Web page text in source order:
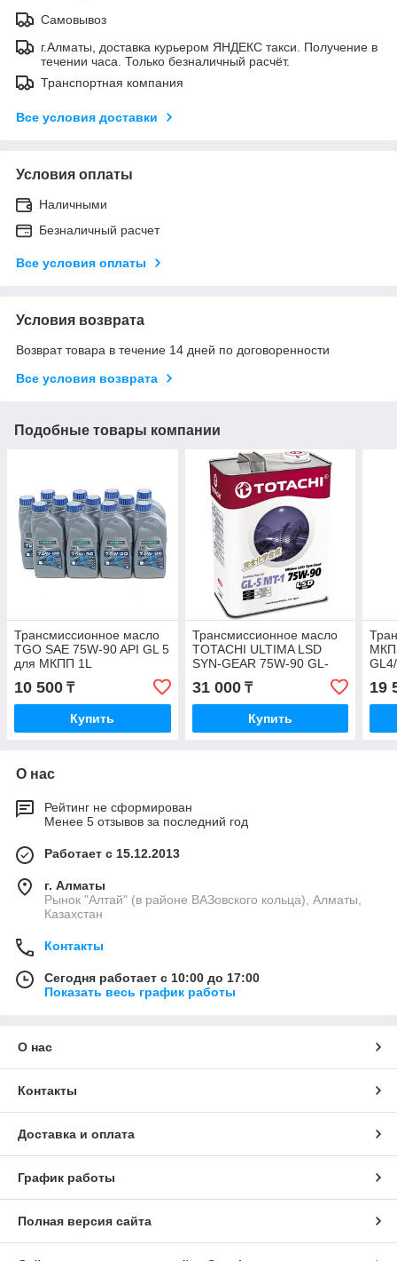
Самовывоз
г.Алматы, доставка курьером ЯНДЕКС такси. Получение в
течении часа. Только безналичный расчёт.
Транспортная компания
Все условия доставки
Условия оплаты
Наличными
Безналичный расчет
Все условия оплаты
Условия возврата
Возврат товара в течение 14 дней по договоренности
Все условия возврата
Подобные товары компании
Трансмиссионное масло
TGO SAE 75W-90 API GL 5
для МКПП 1L
10 500 ₸
Купить
Трансмиссионное масло
TOTACHI ULTIMA LSD
SYN-GEAR 75W-90 GL-
5/MT-1 4L
31 000₸
Купить
19
О нас
Рейтинг не сформирован
Менее 5 отзывов за последний год
Работает с 15.12.2013
г. Алматы
Рынок "Алтай" (в районе ВАЗовского кольца), Алматы,
Казахстан
Контакты
Сегодня работает с 10:00 до 17:00
Показать весь график работы
О нас
Контакты
Доставка и оплата
График работы
Полная версия сайта